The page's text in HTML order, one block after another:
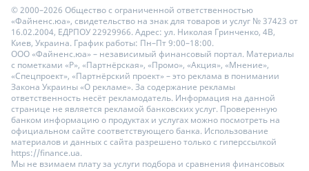
© 2000–2026 Общество с ограниченной ответственностью
«Файненс.юа», свидетельство на знак для товаров и услуг № 37423 от
16.02.2004, ЕДРПОУ 22929966. Адрес: ул. Николая Гринченко, 4В,
Киев, Украина. График работы: Пн–Пт 9:00–18:00.
ООО «Файненс.юа» – независимый финансовый портал. Материалы
с пометками «Р», «Партнёрская», «Промо», «Акция», «Мнение»,
«Спецпроект», «Партнёрский проект» – это реклама в понимании
Закона Украины «О рекламе». За содержание рекламы
ответственность несёт рекламодатель. Информация на данной
странице не является рекламой банковских услуг. Проверенную
банком информацию о продуктах и услугах можно посмотреть на
официальном сайте соответствующего банка. Использование
материалов и данных с сайта разрешено только с гиперссылкой
https://finance.ua.
Мы не взимаем плату за услуги подбора и сравнения финансовых